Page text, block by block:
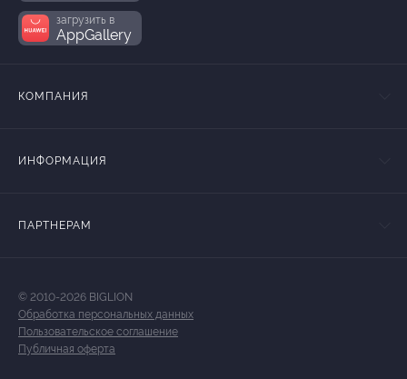
загрузить в
AppGallery
КОМПАНИЯ
ИНФОРМАЦИЯ
ПАРТНЕРАМ
© 2010-2026 BIGLION
Обработка персональных данных
Пользовательское соглашение
Публичная оферта